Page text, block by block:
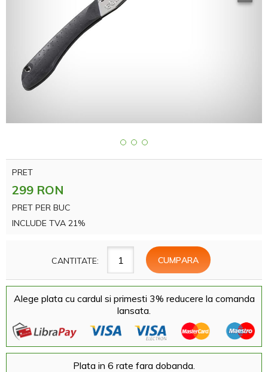
PRET
299 RON
PRET PER BUC
INCLUDE TVA 21%
CANTITATE:
Alege plata cu cardul si primesti 3% reducere la comanda
lansata.
Plata in 6 rate fara dobanda.